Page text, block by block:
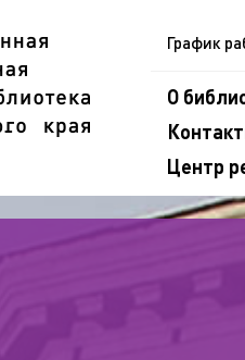
График
О
Центр